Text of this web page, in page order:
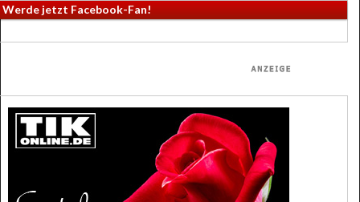
Werde jetzt Facebook-Fan!